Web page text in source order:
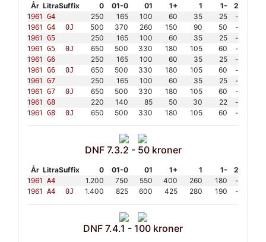
År LitraSuffix 0 01-0 01 1+ 1 1-
2
1961
G4 250 165 100 60 35 25
-
1961
G4 0J 500 370 260 150 90 50
-
1961
G5 250 165 100 60 35 25
-
1961
G5 0J 650 500 330 180 105 60
-
1961
G6 250 165 100 60 35 25
-
1961
G6 0J 650 500 330 180 105 60
-
1961
G7 250 165 100 60 35 25
-
1961
G7 0J 650 500 330 180 105 60
-
1961
G8 220 140 85 50 30 22
-
1961
G8 0J 650 500 330 180 105 60 -
DNF 7.3.2 - 50 kroner
År LitraSuffix 0 01-0 01 1+ 1 1-
2
1961
A4 1.200 750 550 400 260 180
-
1961
A4 0J 1.400 825 600 425 280 190 -
DNF 7.4.1 - 100 kroner